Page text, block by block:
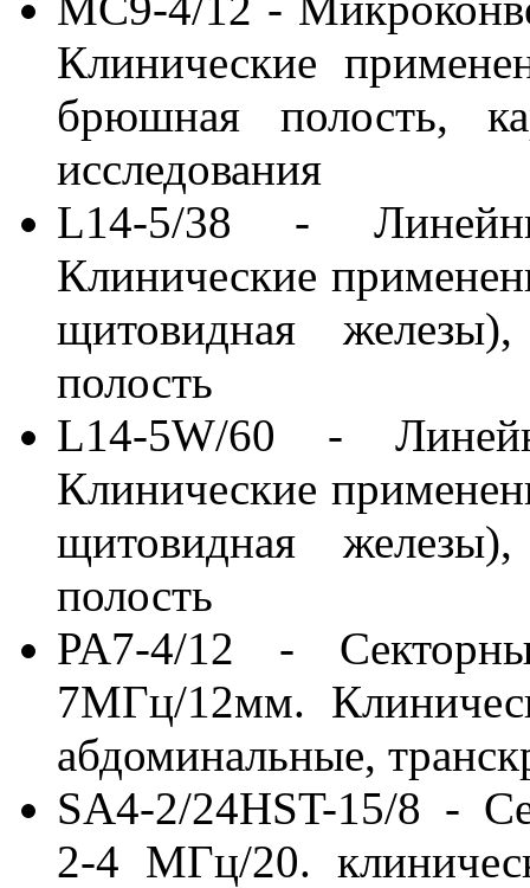
Клинические
брюшная полость,
исследования
L14-5/38 -
Клинические
щитовидная
полость
L14-5W/60 -
Клинические
щитовидная
полость
PA7-4/12 -
7МГц/12мм.
абдоминальные,
SA4-2/24HST-15/8 -
2-4 МГц/20.